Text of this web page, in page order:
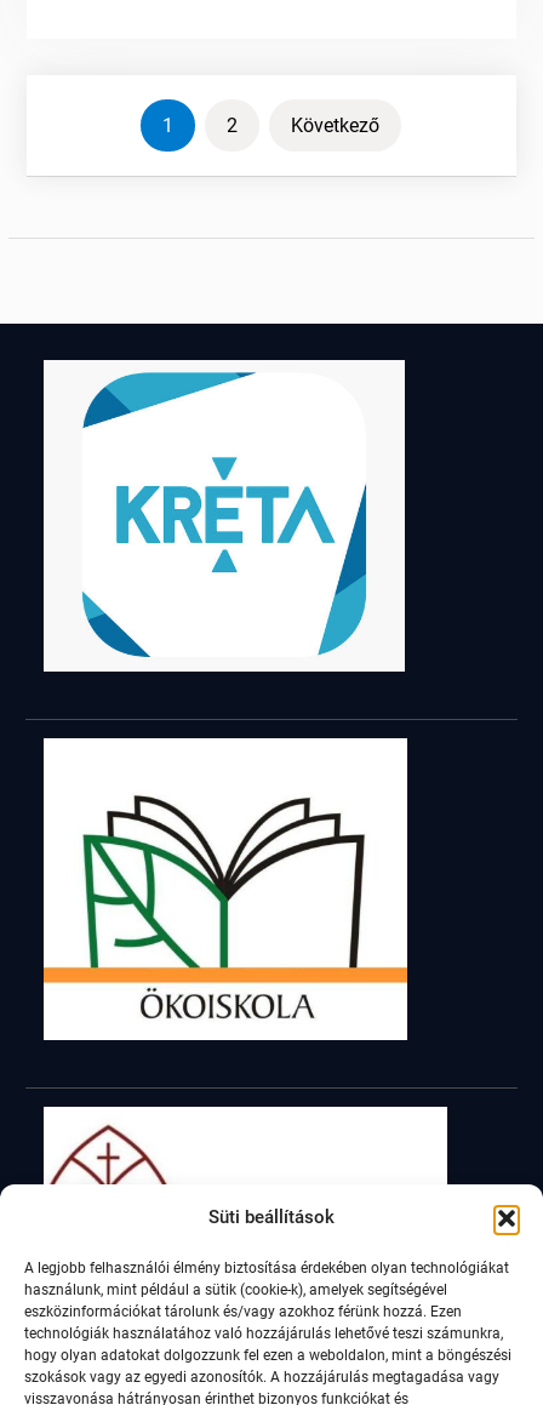
Süti beállítások
A legjobb felhasználói élmény biztosítása érdekében olyan technológiákat
használunk, mint például a sütik (cookie-k), amelyek segítségével
eszközinformációkat tárolunk és/vagy azokhoz férünk hozzá. Ezen
technológiák használatához való hozzájárulás lehetővé teszi számunkra,
hogy olyan adatokat dolgozzunk fel ezen a weboldalon, mint a böngészési
szokások vagy az egyedi azonosítók. A hozzájárulás megtagadása vagy
visszavonása hátrányosan érinthet bizonyos funkciókat és
Bejegyzések
lapozása
1 2 Következő